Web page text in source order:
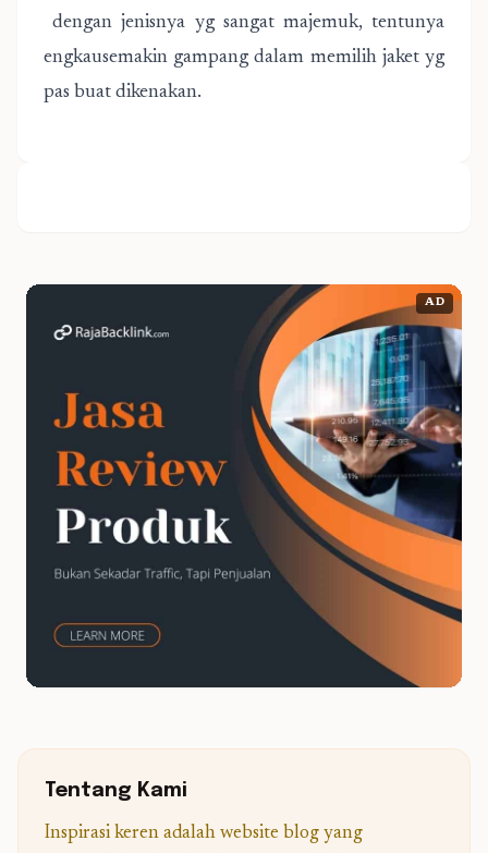
dengan jenisnya yg sangat majemuk, tentunya
engkausemakin gampang dalam memilih jaket yg
pas buat dikenakan.
AD
Tentang Kami
Inspirasi keren adalah website blog yang